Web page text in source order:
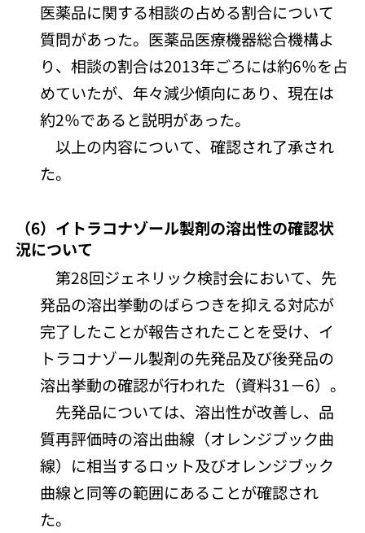
医薬品に関する相談の占める割合について
質問があった。医薬品医療機器総合機構よ
り、相談の割合は2013年ごろには約6％を占
めていたが、年々減少傾向にあり、現在は
約2％であると説明があった。
以上の内容について、確認され了承され
た。
（6）イトラコナゾール製剤の溶出性の確認状
況について
第28回ジェネリック検討会において、先
発品の溶出挙動のばらつきを抑える対応が
完了したことが報告されたことを受け、イ
トラコナゾール製剤の先発品及び後発品の
溶出挙動の確認が行われた（資料31－6）。
先発品については、溶出性が改善し、品
質再評価時の溶出曲線（オレンジブック曲
線）に相当するロット及びオレンジブック
曲線と同等の範囲にあることが確認され
た。